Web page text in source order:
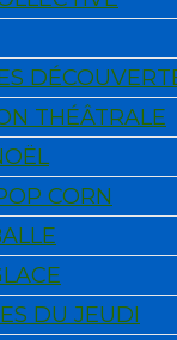
THÉÂTRALE
CORN
DU JEUDI